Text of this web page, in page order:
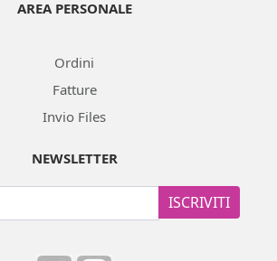
AREA PERSONALE
Ordini
Fatture
Invio Files
NEWSLETTER
ISCRIVITI